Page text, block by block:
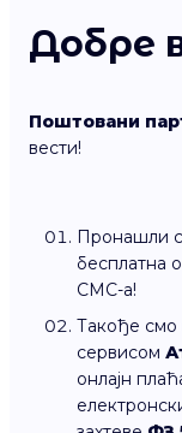
Добре
Поштовани
вести!
Пронашли
бесплатна
СМС-а!
Такође смо
сервисом
онлајн